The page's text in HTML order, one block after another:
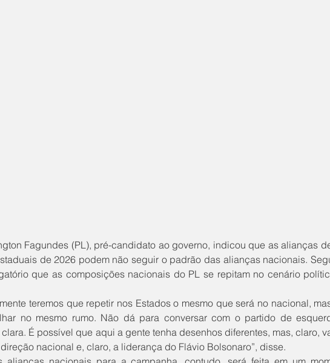
de 2026 podem não seguir o padrão das alianças nacionais.
que as composições nacionais do PL se repitam no cenário
no mesmo rumo. Não dá para conversar com o partido de
É possível que aqui a gente tenha desenhos diferentes, mas, claro,
nacional e, claro, a liderança do Flávio Bolsonaro”, disse.